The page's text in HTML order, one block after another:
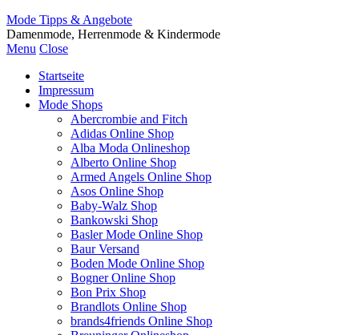
Mode Tipps & Angebote
Damenmode, Herrenmode & Kindermode
Menu Close
Startseite
Impressum
Mode Shops
Abercrombie and Fitch
Adidas Online Shop
Alba Moda Onlineshop
Alberto Online Shop
Armed Angels Online Shop
Asos Online Shop
Baby-Walz Shop
Bankowski Shop
Basler Mode Online Shop
Baur Versand
Boden Mode Online Shop
Bogner Online Shop
Bon Prix Shop
Brandlots Online Shop
brands4friends Online Shop